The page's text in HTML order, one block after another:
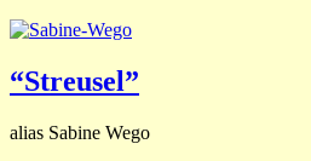
“Streusel”
alias Sabine Wego